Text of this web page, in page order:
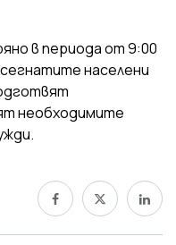
в периода от 9:00
населени
необходимите